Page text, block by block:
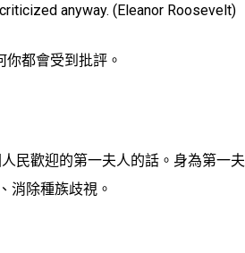
anyway. (Eleanor Roosevelt)
都會受到批評。
民歡迎的第一夫人的話。身為第一夫
消除種族歧視。